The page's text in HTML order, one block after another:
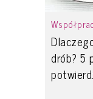
drób? 5